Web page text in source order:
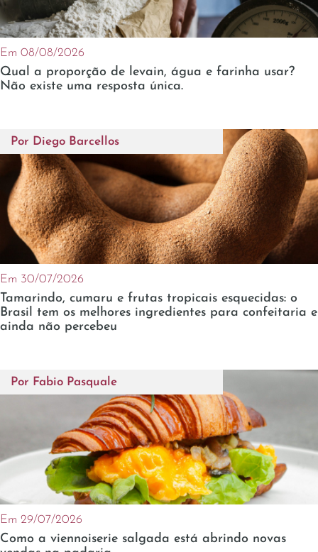
Em 08/08/2026
Qual a proporção de levain, água e farinha usar?
Não existe uma resposta única.
Por Diego Barcellos
Em 30/07/2026
Tamarindo, cumaru e frutas tropicais esquecidas: o
Brasil tem os melhores ingredientes para confeitaria e
ainda não percebeu
Por Fabio Pasquale
Em 29/07/2026
Como a viennoiserie salgada está abrindo novas